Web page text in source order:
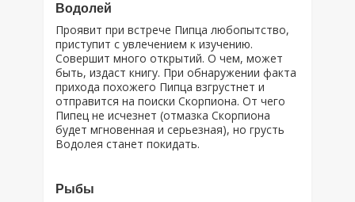
Водолей
Проявит при встрече Пипца любопытство,
приступит с увлечением к изучению.
Совершит много открытий. О чем, может
быть, издаст книгу. При обнаружении факта
прихода похожего Пипца взгрустнет и
отправится на поиски Скорпиона. От чего
Пипец не исчезнет (отмазка Скорпиона
будет мгновенная и серьезная), но грусть
Водолея станет покидать.
Рыбы